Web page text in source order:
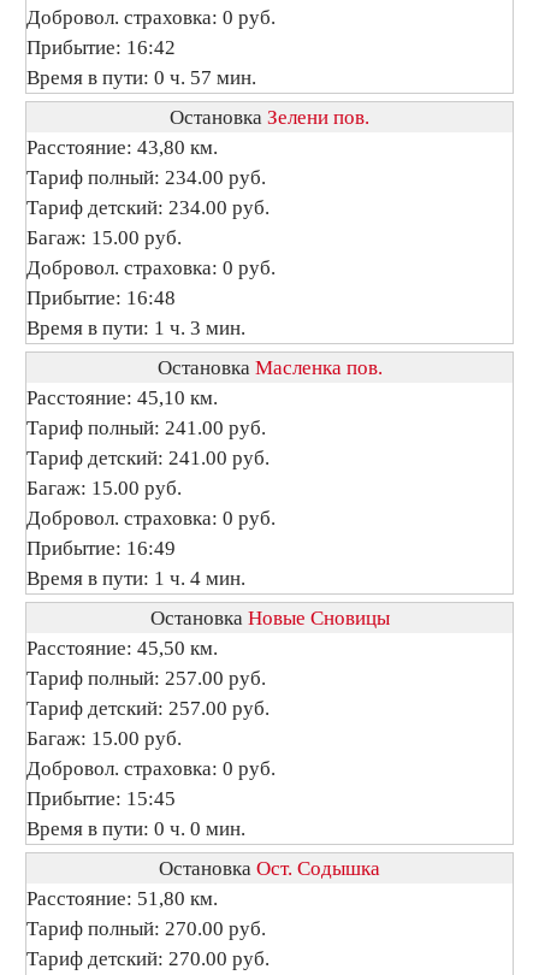
Добровол. страховка: 0 руб.
Прибытие: 16:42
Время в пути: 0 ч. 57 мин.
Остановка Зелени пов.
Расстояние: 43,80 км.
Тариф полный: 234.00 руб.
Тариф детский: 234.00 руб.
Багаж: 15.00 руб.
Добровол. страховка: 0 руб.
Прибытие: 16:48
Время в пути: 1 ч. 3 мин.
Остановка Масленка пов.
Расстояние: 45,10 км.
Тариф полный: 241.00 руб.
Тариф детский: 241.00 руб.
Багаж: 15.00 руб.
Добровол. страховка: 0 руб.
Прибытие: 16:49
Время в пути: 1 ч. 4 мин.
Остановка Новые Сновицы
Расстояние: 45,50 км.
Тариф полный: 257.00 руб.
Тариф детский: 257.00 руб.
Багаж: 15.00 руб.
Добровол. страховка: 0 руб.
Прибытие: 15:45
Время в пути: 0 ч. 0 мин.
Остановка Ост. Содышка
Расстояние: 51,80 км.
Тариф полный: 270.00 руб.
Тариф детский: 270.00 руб.